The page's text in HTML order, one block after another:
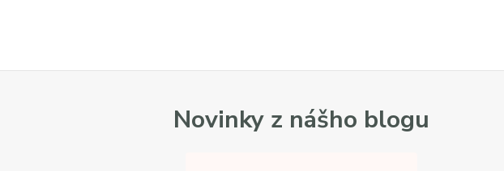
Novinky z nášho blogu